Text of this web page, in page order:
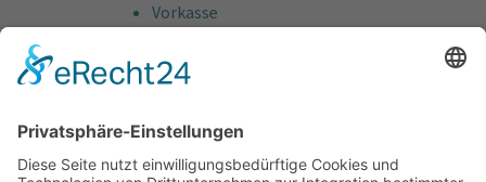
Vorkasse
Bankeinzug
Kreditkarte (VISA & MasterCard)
Support